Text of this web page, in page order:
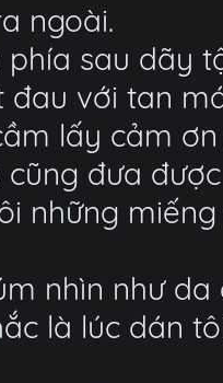
ngoài.
sau dãy
với tan
lấy cảm
đưa
những
nhìn như da
là lúc dán